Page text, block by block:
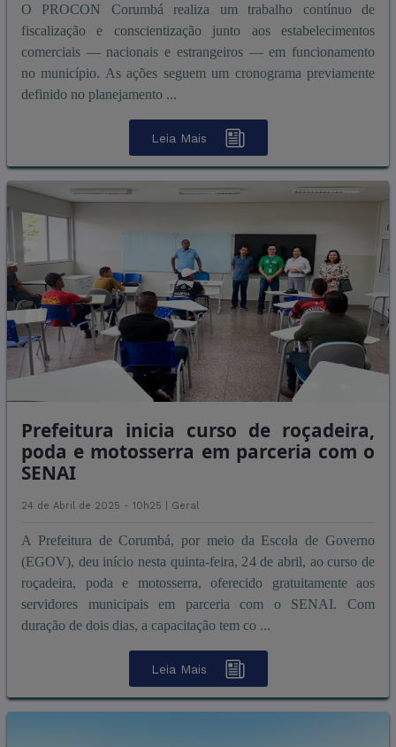
O PROCON Corumbá realiza um trabalho contínuo de
fiscalização e conscientização junto aos estabelecimentos
comerciais — nacionais e estrangeiros — em funcionamento
no município. As ações seguem um cronograma previamente
definido no planejamento ...
Leia Mais
Prefeitura inicia curso de roçadeira,
poda e motosserra em parceria com o
SENAI
24 de Abril de 2025 - 10h25 | Geral
A Prefeitura de Corumbá, por meio da Escola de Governo
(EGOV), deu início nesta quinta-feira, 24 de abril, ao curso de
roçadeira, poda e motosserra, oferecido gratuitamente aos
servidores municipais em parceria com o SENAI. Com
duração de dois dias, a capacitação tem co ...
Leia Mais